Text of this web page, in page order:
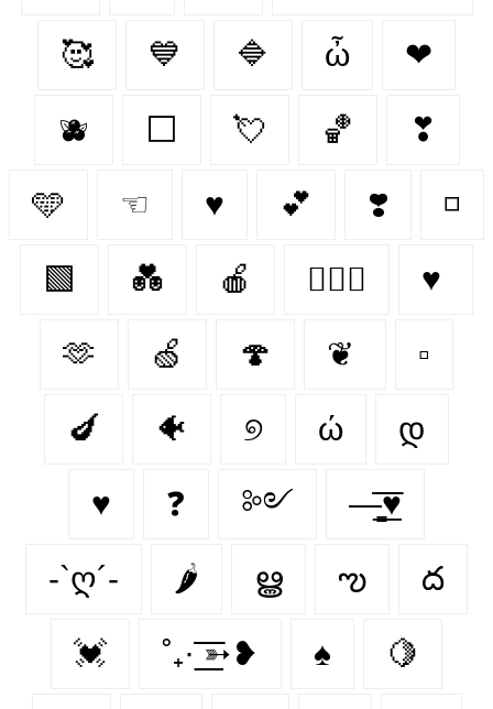
🥰 💙 🔷 ὦ ❤︎‬
🫐 ⬜ 💘 🏀 ❣
🩵 ☜ ♥ 💕 ❣️ ◽
🟩 💑 🍎 👩‍❤️‍👨 ♥
🫶 🍏 🍄‍ ❦ ▫
🍆 🐠 ୭ ώ დ
♥︎ ❓ ༻ —̳͟͞͞♥
-`ღ´- 🌶 ൠ ఌ︎ ద
💓 ˚₊· ͟͟͞͞➳❥ ♠️ 🍋‍